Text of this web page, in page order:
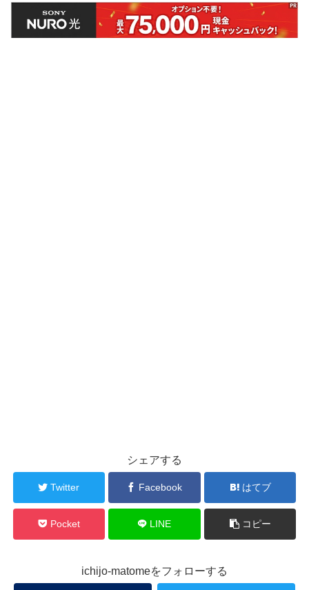
シェアする
Twitter Facebook はてブ
Pocket LINE コピー
ichijo-matomeをフォローする